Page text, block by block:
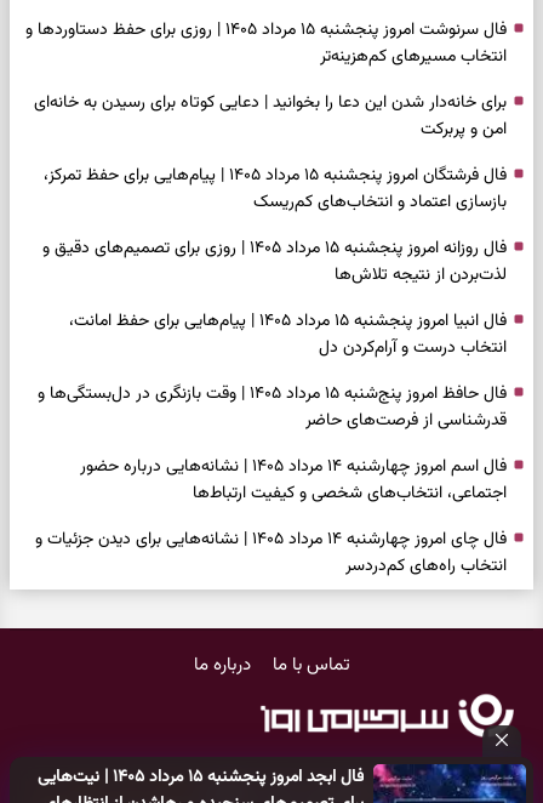
فال ابجد امروز پنجشنبه ۱۵ مرداد ۱۴۰۵ | نیت‌هایی
فال سرنوشت امروز پنجشنبه ۱۵ مرداد ۱۴۰۵ | روزی برای حفظ دستاوردها و
انتخاب مسیرهای کم‌هزینه‌تر
برای خانه‌دار شدن این دعا را بخوانید | دعایی کوتاه برای رسیدن به خانه‌ای
امن و پربرکت
فال فرشتگان امروز پنجشنبه ۱۵ مرداد ۱۴۰۵ | پیام‌هایی برای حفظ تمرکز،
بازسازی اعتماد و انتخاب‌های کم‌ریسک
فال روزانه امروز پنجشنبه ۱۵ مرداد ۱۴۰۵ | روزی برای تصمیم‌های دقیق و
لذت‌بردن از نتیجه تلاش‌ها
فال انبیا امروز پنجشنبه ۱۵ مرداد ۱۴۰۵ | پیام‌هایی برای حفظ امانت،
انتخاب درست و آرام‌کردن دل
فال حافظ امروز پنج‌شنبه ۱۵ مرداد ۱۴۰۵ | وقت بازنگری در دل‌بستگی‌ها و
قدرشناسی از فرصت‌های حاضر
فال اسم امروز چهارشنبه ۱۴ مرداد ۱۴۰۵ | نشانه‌هایی درباره حضور
اجتماعی، انتخاب‌های شخصی و کیفیت ارتباط‌ها
فال چای امروز چهارشنبه ۱۴ مرداد ۱۴۰۵ | نشانه‌هایی برای دیدن جزئیات و
انتخاب راه‌های کم‌دردسر
انتخاب چیزی که ارزش ماندن دارد
فرصت دارید
تماس با ما درباره ما
کلیه حقوق مادی و معنوی این سایت متعلق بهپایگاه خبری سرگرمی روز